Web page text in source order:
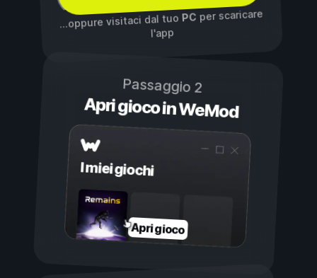
...oppure visitaci dal tuoPC per scaricare
l'app
Passaggio 2
Apri gioco in WeMod
I miei giochi
Apri gioco